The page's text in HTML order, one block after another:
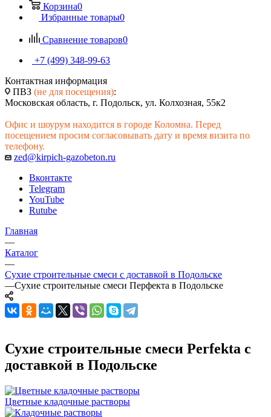
Корзина0
Избранные товары0
Сравнение товаров0
+7 (499) 348-99-63
Контактная информация
ПВЗ (не для посещения):
Московская область, г. Подольск, ул. Колхозная, 55к2
Офис и шоурум находится в городе Коломна. Перед
посещением просим согласовывать дату и время визита по
телефону.
zed@kirpich-gazobeton.ru
Вконтакте
Telegram
YouTube
Rutube
Главная
—
Каталог
—
Сухие строительные смеси с доставкой в Подольске
—Сухие строительные смеси Перфекта в Подольске
Сухие строительные смеси Perfekta с
доставкой в Подольске
Цветные кладочные растворы